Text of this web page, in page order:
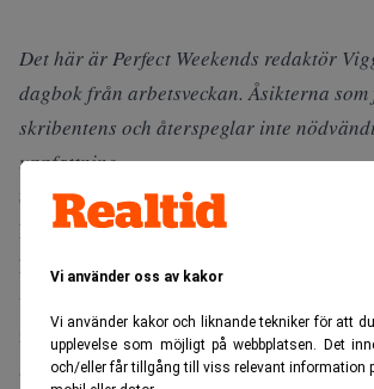
Vi använder oss av kakor
Vi använder kakor och liknande tekniker för att
upplevelse som möjligt på webbplatsen. Det
och/eller får tillgång till viss relevant information
Det här är Perfect Weekends redaktör
dagbok från arbetsveckan. Åsikterna
skribentens och återspeglar inte
uppfattning.
Söndag
Lunch i Sköndal med en offentligt anställd
hans hustru. Får veta att
utmed Gröna linjen. Det kommer att ta
innebär att det helvete som nu råder på
annat kommer att drabba Sankt